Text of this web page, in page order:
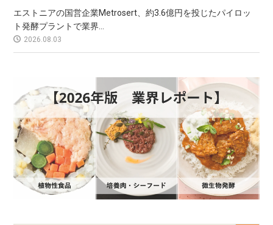
エストニアの国営企業Metrosert、約3.6億円を投じたパイロッ
ト発酵プラントで業界...
2026.08.03